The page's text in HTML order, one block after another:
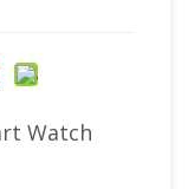
Watch